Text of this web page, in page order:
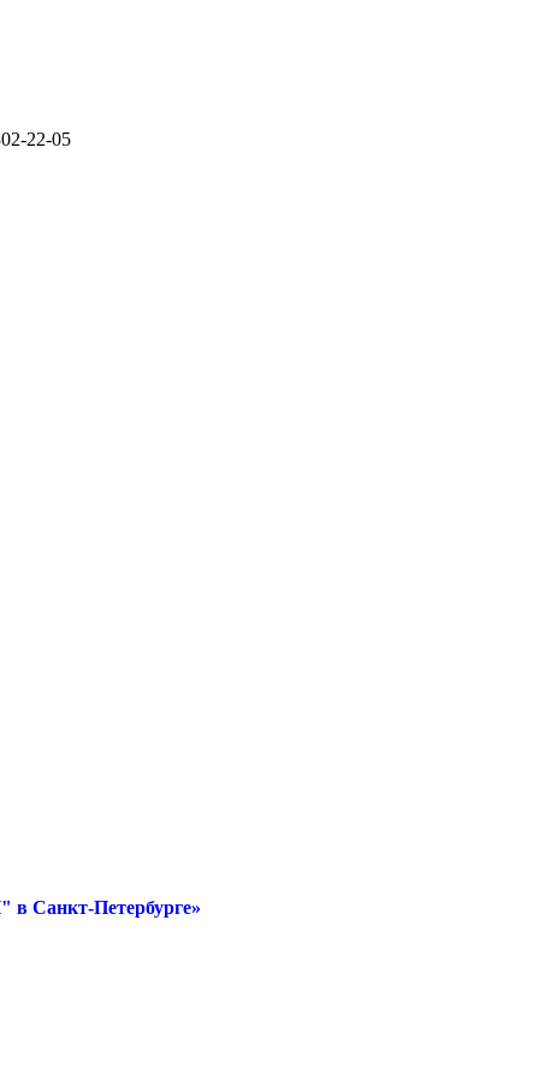
22-05
в Санкт-Петербурге»